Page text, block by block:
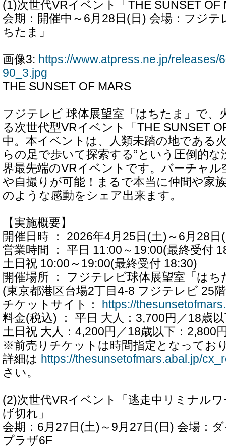
(1)次世代VRイベント「THE SUNSET OF
会期：開催中～6月28日(日) 会場：フジテ
ちたま」
画像3: https://www.atpress.ne.jp/releases/
90_3.jpg
THE SUNSET OF MARS
フジテレビ 球体展望室「はちたま」で、
る次世代型VRイベント「THE SUNSET
中。本イベントは、人類未踏の地である
らの足で歩いて探索する”という圧倒的
界最先端のVRイベントです。バーチャル
や自撮りが可能！まるで本当に仲間や家
のような感動をシェア出来ます。
【実施概要】
開催日時 ： 2026年4月25日(土)～6月28日
営業時間 ： 平日 11:00～19:00(最終受付
土日祝 10:00～19:00(最終受付 18:30)
開催場所 ： フジテレビ球体展望室「はち
(東京都港区台場2丁目4-8 フジテレビ 25
チケットサイト：
https://
料金(税込) ： 平日 大人：3,700円／18歳
土日祝 大人：4,200円／18歳以下：2,800
※前売りチケットは時間指定となってお
詳細は https://thesunsetofmars.abal.jp/
さい。
(2)次世代VRイベント「逃走中リミナル
げ切れ」
会期：6月27日(土)～9月27日(日) 会場：
プラザ6F